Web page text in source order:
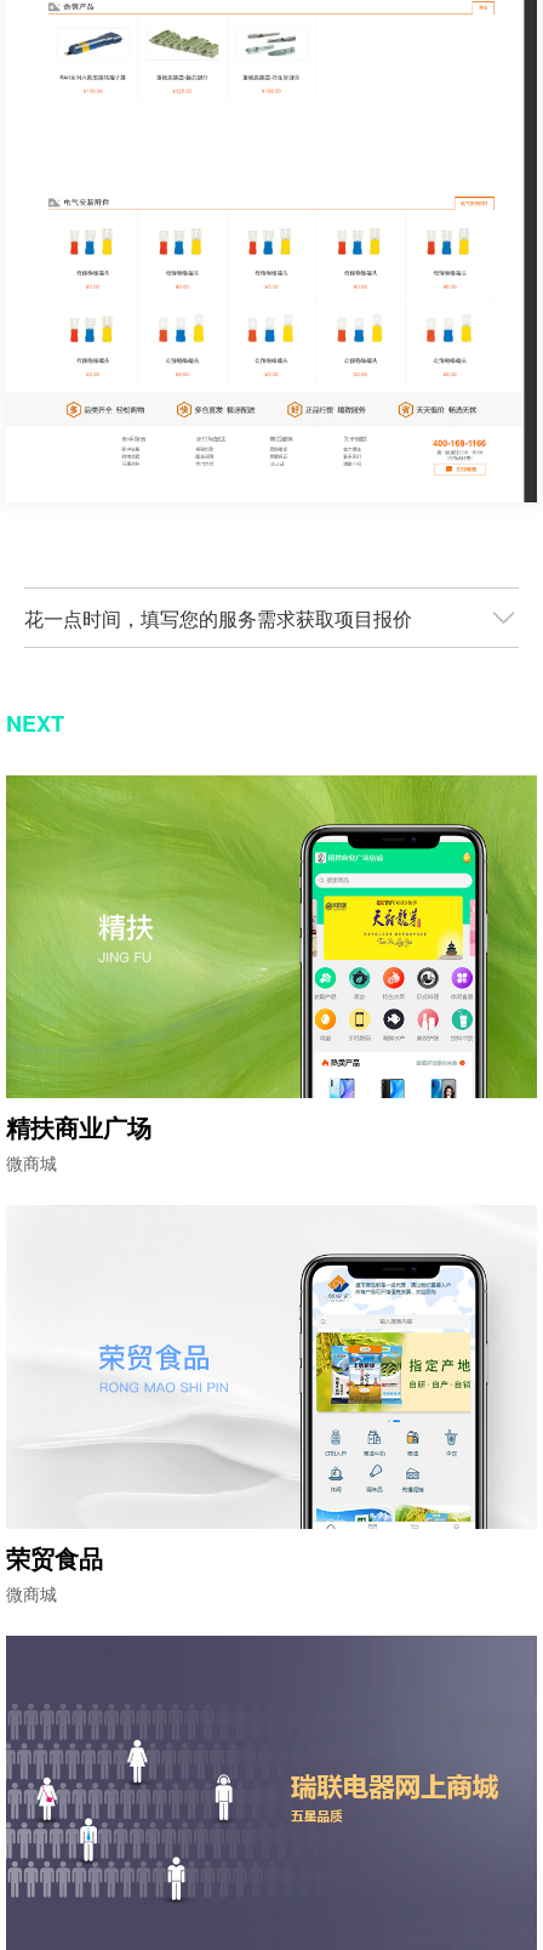
花一点时间，填写您的服务需求获取项目报价
NEXT
精扶商业广场
微商城
荣贸食品
微商城